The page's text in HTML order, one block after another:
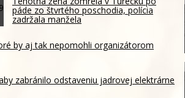
páde zo štvrtého poschodia, polícia
zadržala manžela
by aj tak nepomohli organizátorom
zabránilo odstaveniu jadrovej elektrárne